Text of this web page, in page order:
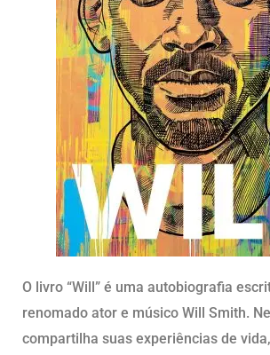
O livro “Will” é uma autobiografia
renomado ator e músico Will Smith.
compartilha suas experiências de